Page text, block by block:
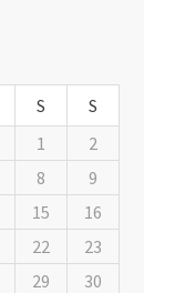
S
S
1
2
8
9
15
16
22
23
29
30